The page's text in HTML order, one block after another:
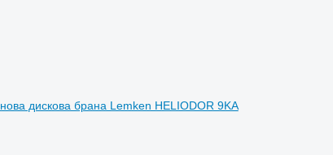
нова дискова брана Lemken HELIODOR 9KA